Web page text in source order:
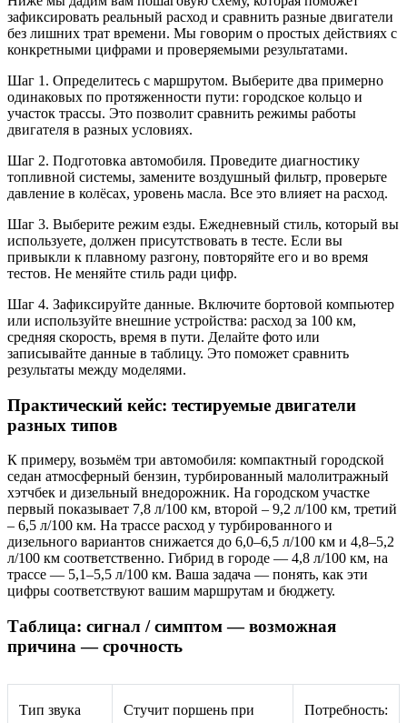
зафиксировать реальный расход и сравнить разные двигатели
без лишних трат времени. Мы говорим о простых действиях с
конкретными цифрами и проверяемыми результатами.
Шаг 1. Определитесь с маршрутом. Выберите два примерно
одинаковых по протяженности пути: городское кольцо и
участок трассы. Это позволит сравнить режимы работы
двигателя в разных условиях.
Шаг 2. Подготовка автомобиля. Проведите диагностику
топливной системы, замените воздушный фильтр, проверьте
давление в колёсах, уровень масла. Все это влияет на расход.
Шаг 3. Выберите режим езды. Ежедневный стиль, который вы
используете, должен присутствовать в тесте. Если вы
привыкли к плавному разгону, повторяйте его и во время
тестов. Не меняйте стиль ради цифр.
Шаг 4. Зафиксируйте данные. Включите бортовой компьютер
или используйте внешние устройства: расход за 100 км,
средняя скорость, время в пути. Делайте фото или
записывайте данные в таблицу. Это поможет сравнить
результаты между моделями.
Практический кейс: тестируемые двигатели
разных типов
К примеру, возьмём три автомобиля: компактный городской
седан атмосферный бензин, турбированный малолитражный
хэтчбек и дизельный внедорожник. На городском участке
первый показывает 7,8 л/100 км, второй – 9,2 л/100 км, третий
– 6,5 л/100 км. На трассе расход у турбированного и
дизельного вариантов снижается до 6,0–6,5 л/100 км и 4,8–5,2
л/100 км соответственно. Гибрид в городе — 4,8 л/100 км, на
трассе — 5,1–5,5 л/100 км. Ваша задача — понять, как эти
цифры соответствуют вашим маршрутам и бюджету.
Таблица: сигнал / симптом — возможная
причина — срочность
Тип звука
Стучит поршень при
Потребность: